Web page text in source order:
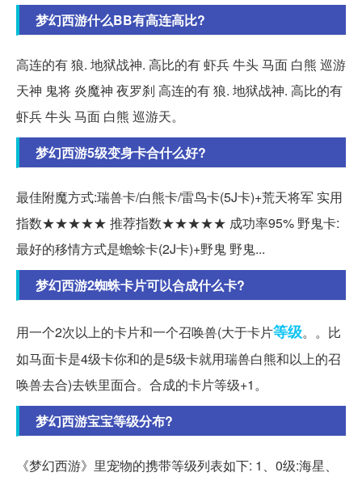
梦幻西游什么BB有高连高比?
高连的有 狼. 地狱战神. 高比的有 虾兵 牛头 马面 白熊 巡游
天神 鬼将 炎魔神 夜罗刹 高连的有 狼. 地狱战神. 高比的有
虾兵 牛头 马面 白熊 巡游天。
梦幻西游5级变身卡合什么好?
最佳附魔方式:瑞兽卡/白熊卡/雷鸟卡(5J卡)+荒天将军 实用
指数★★★★★ 推荐指数★★★★★ 成功率95% 野鬼卡:
最好的移情方式是蟾蜍卡(2J卡)+野鬼 野鬼...
梦幻西游2蜘蛛卡片可以合成什么卡?
用一个2次以上的卡片和一个召唤兽(大于卡片等级。。比
如马面卡是4级卡你和的是5级卡就用瑞兽白熊和以上的召
唤兽去合)去铁里面合。合成的卡片等级+1。
梦幻西游宝宝等级分布?
《梦幻西游》里宠物的携带等级列表如下: 1、0级:海星、